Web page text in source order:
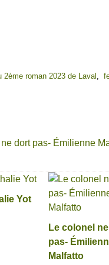
2ème roman 2023 de Laval ,
dort pas- Émilienne
Yot
Le colonel
pas-
Malfatto